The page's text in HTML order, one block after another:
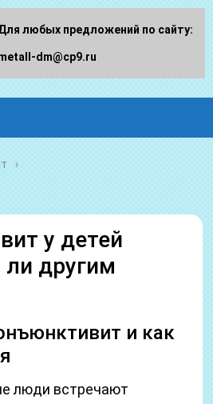
dm.ru
у детей
ли другим
и как
люди встречают
любых предложений по сайту:
dm@cp9.ru